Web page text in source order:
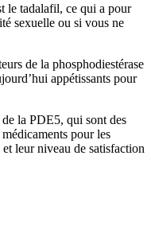
le tadalafil, ce qui a pour
sexuelle ou si vous ne
de la phosphodiestérase
appétissants pour
la PDE5, qui sont des
pour les
leur niveau de satisfaction